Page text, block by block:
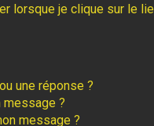
lorsque je clique sur le
une réponse ?
message ?
message ?